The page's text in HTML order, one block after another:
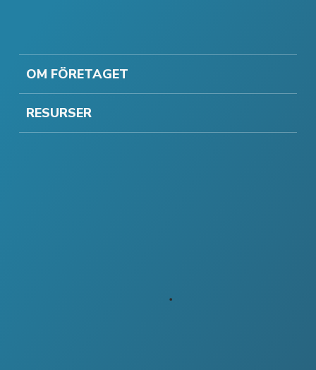
OM FÖRETAGET
RESURSER